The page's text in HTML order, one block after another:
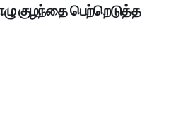
குழந்தை பெற்றெடுத்த